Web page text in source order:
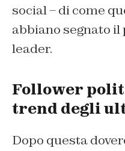
social – di come
abbiano segnato
leader.
Follower
trend degli
Dopo questa